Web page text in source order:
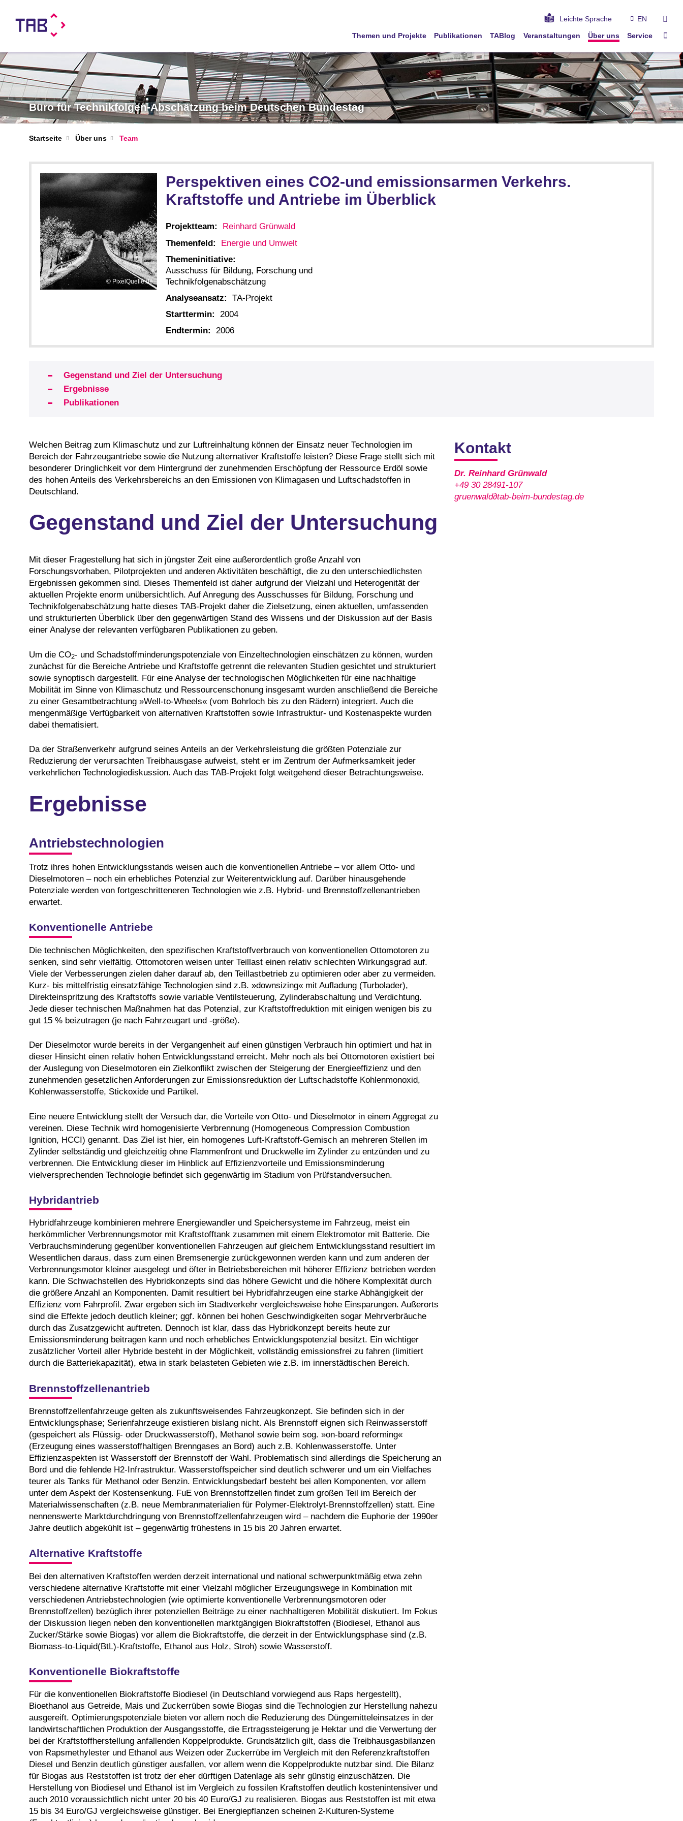
Leichte Sprache EN
Themen und Projekte Publikationen TABlog Veranstaltungen Über uns Service
Büro für Technikfolgen-Abschätzung beim Deutschen Bundestag
Startseite Über uns Team
PixelQuelle.de
Perspektiven eines CO2-und emissionsarmen Verkehrs.
Kraftstoffe und Antriebe im Überblick
Projektteam:
Reinhard Grünwald
Themenfeld:
Energie und Umwelt
Themeninitiative:
Ausschuss für Bildung, Forschung und
Technikfolgenabschätzung
Analyseansatz:
TA-Projekt
Starttermin:
2004
Endtermin:
2006
Gegenstand und Ziel der Untersuchung
Ergebnisse
Publikationen
Welchen Beitrag zum Klimaschutz und zur Luftreinhaltung können der Einsatz neuer Technologien im
Bereich der Fahrzeugantriebe sowie die Nutzung alternativer Kraftstoffe leisten? Diese Frage stellt sich mit
besonderer Dringlichkeit vor dem Hintergrund der zunehmenden Erschöpfung der Ressource Erdöl sowie
des hohen Anteils des Verkehrsbereichs an den Emissionen von Klimagasen und Luftschadstoffen in
Deutschland.
Gegenstand und Ziel der Untersuchung
Mit dieser Fragestellung hat sich in jüngster Zeit eine außerordentlich große Anzahl von
Forschungsvorhaben, Pilotprojekten und anderen Aktivitäten beschäftigt, die zu den unterschiedlichsten
Ergebnissen gekommen sind. Dieses Themenfeld ist daher aufgrund der Vielzahl und Heterogenität der
aktuellen Projekte enorm unübersichtlich. Auf Anregung des Ausschusses für Bildung, Forschung und
Technikfolgenabschätzung hatte dieses TAB-Projekt daher die Zielsetzung, einen aktuellen, umfassenden
und strukturierten Überblick über den gegenwärtigen Stand des Wissens und der Diskussion auf der Basis
einer Analyse der relevanten verfügbaren Publikationen zu geben.
Um die CO2- und Schadstoffminderungspotenziale von Einzeltechnologien einschätzen zu können, wurden
zunächst für die Bereiche Antriebe und Kraftstoffe getrennt die relevanten Studien gesichtet und strukturiert
sowie synoptisch dargestellt. Für eine Analyse der technologischen Möglichkeiten für eine nachhaltige
Mobilität im Sinne von Klimaschutz und Ressourcenschonung insgesamt wurden anschließend die Bereiche
zu einer Gesamtbetrachtung »Well-to-Wheels« (vom Bohrloch bis zu den Rädern) integriert. Auch die
mengenmäßige Verfügbarkeit von alternativen Kraftstoffen sowie Infrastruktur- und Kostenaspekte wurden
dabei thematisiert.
Da der Straßenverkehr aufgrund seines Anteils an der Verkehrsleistung die größten Potenziale zur
Reduzierung der verursachten Treibhausgase aufweist, steht er im Zentrum der Aufmerksamkeit jeder
verkehrlichen Technologiediskussion. Auch das TAB-Projekt folgt weitgehend dieser Betrachtungsweise.
Ergebnisse
Antriebstechnologien
Trotz ihres hohen Entwicklungsstands weisen auch die konventionellen Antriebe – vor allem Otto- und
Dieselmotoren – noch ein erhebliches Potenzial zur Weiterentwicklung auf. Darüber hinausgehende
Potenziale werden von fortgeschritteneren Technologien wie z.B. Hybrid- und Brennstoffzellenantrieben
erwartet.
Konventionelle Antriebe
Die technischen Möglichkeiten, den spezifischen Kraft­stoffverbrauch von konventionellen Ottomotoren zu
senken, sind sehr vielfältig. Ottomotoren weisen unter Teillast einen relativ schlechten Wirkungsgrad auf.
Viele der Verbesserungen zielen daher darauf ab, den Teillastbetrieb zu optimieren oder aber zu vermeiden.
Kurz- bis mittelfristig einsatzfähige Technologien sind z.B. »downsizing« mit Aufladung (Turbolader),
Direkteinspritzung des Kraftstoffs sowie variable Ventilsteuerung, Zylinderabschaltung und Verdichtung.
Jede dieser technischen Maßnahmen hat das Potenzial, zur Kraftstoffreduktion mit einigen wenigen bis zu
gut 15 % beizutragen (je nach Fahrzeugart und -größe).
Der Dieselmotor wurde bereits in der Vergangenheit auf einen günstigen Verbrauch hin optimiert und hat in
dieser Hinsicht einen relativ hohen Entwicklungsstand erreicht. Mehr noch als bei Ottomotoren existiert bei
der Auslegung von Dieselmotoren ein Zielkonflikt zwischen der Steigerung der Energieeffizienz und den
zunehmenden gesetzlichen Anforderungen zur Emissionsreduktion der Luftschadstoffe Kohlenmonoxid,
Kohlenwasserstoffe, Stickoxide und Partikel.
Eine neuere Entwicklung stellt der Versuch dar, die Vorteile von Otto- und Dieselmotor in einem Aggregat zu
vereinen. Diese Technik wird homogenisierte Verbrennung (Homogeneous Compression Combustion
Ignition, HCCI) genannt. Das Ziel ist hier, ein homogenes Luft-Kraftstoff-Gemisch an mehreren Stellen im
Zylinder selbständig und gleichzeitig ohne Flammenfront und Druck­welle im Zylinder zu entzünden und zu
verbrennen. Die Entwicklung dieser im Hinblick auf Effizienzvorteile und Emissionsminderung
vielversprechenden Technologie befindet sich gegenwärtig im Stadium von Prüfstandversuchen.
Hybridantrieb
Hybridfahrzeuge kombinieren mehrere Energiewandler und Speichersysteme im Fahrzeug, meist ein
herkömmlicher Verbrennungsmotor mit Kraftstofftank zusammen mit einem Elektromotor mit Batterie. Die
Verbrauchsminderung gegenüber konventionellen Fahrzeugen auf gleichem Entwicklungsstand resultiert im
Wesentlichen daraus, dass zum einen Bremsenergie zurückgewonnen werden kann und zum anderen der
Verbrennungsmotor kleiner ausgelegt und öfter in Betriebsbereichen mit höherer Effizienz betrieben werden
kann. Die Schwachstellen des Hybridkonzepts sind das höhere Gewicht und die höhere Komplexität durch
die größere Anzahl an Komponenten. Damit resultiert bei Hybridfahrzeugen eine starke Abhängigkeit der
Effizienz vom Fahrprofil. Zwar ergeben sich im Stadtverkehr vergleichsweise hohe Einsparungen. Außerorts
sind die Effekte jedoch deutlich kleiner; ggf. können bei hohen Geschwindigkeiten sogar Mehrverbräuche
durch das Zusatzgewicht auftreten. Dennoch ist klar, dass das Hybridkonzept bereits heute zur
Emissionsminderung beitragen kann und noch erhebliches Entwicklungspotenzial besitzt. Ein wichtiger
zusätzlicher Vorteil aller Hybride besteht in der Möglichkeit, vollständig emissionsfrei zu fahren (limitiert
durch die Batteriekapazität), etwa in stark belasteten Gebieten wie z.B. im innerstädtischen Bereich.
Brennstoffzellenantrieb
Brennstoffzellenfahrzeuge gelten als zukunftsweisendes Fahrzeugkonzept. Sie befinden sich in der
Entwicklungsphase; Serienfahrzeuge existieren bislang nicht. Als Brennstoff eignen sich Reinwasserstoff
(gespeichert als Flüssig- oder Druckwasserstoff), Methanol sowie beim sog. »on-board reforming«
(Erzeugung eines wasserstoffhaltigen Brenngases an Bord) auch z.B. Kohlenwasserstoffe. Unter
Effizienzaspekten ist Wasserstoff der Brennstoff der Wahl. Problematisch sind allerdings die Speicherung an
Bord und die fehlende H2-Infrastruktur. Wasserstoffspeicher sind deutlich schwerer und um ein Vielfaches
teurer als Tanks für Methanol oder Benzin. Entwicklungsbedarf besteht bei allen Komponenten, vor allem
unter dem Aspekt der Kostensenkung. FuE von Brennstoffzellen findet zum großen Teil im Bereich der
Materialwissenschaften (z.B. neue Membranmaterialien für Polymer-Elektrolyt-Brennstoffzellen) statt. Eine
nennenswerte Marktdurchdringung von Brennstoffzellenfahrzeugen wird – nachdem die Euphorie der 1990er
Jahre deutlich abgekühlt ist – gegenwärtig frühestens in 15 bis 20 Jahren erwartet.
Alternative Kraftstoffe
Bei den alternativen Kraftstoffen werden derzeit international und national schwerpunktmäßig etwa zehn
verschiedene alternative Kraftstoffe mit einer Vielzahl möglicher Erzeugungswege in Kombination mit
verschiedenen Antriebstechnologien (wie optimierte konventionelle Verbrennungsmotoren oder
Brennstoffzellen) bezüglich ihrer potenziellen Beiträge zu einer nachhaltigeren Mobilität diskutiert. Im Fokus
der Diskussion liegen neben den konventionellen marktgängigen Biokraftstoffen (Biodiesel, Ethanol aus
Zucker/Stärke sowie Biogas) vor allem die Biokraftstoffe, die derzeit in der Entwicklungsphase sind (z.B.
Biomass-to-Liquid(BtL)-Kraftstoffe, Ethanol aus Holz, Stroh) sowie Wasserstoff.
Konventionelle Biokraftstoffe
Für die konventionellen Biokraftstoffe Biodiesel (in Deutschland vorwiegend aus Raps hergestellt),
Bioethanol aus Getreide, Mais und Zuckerrüben sowie Biogas sind die Technologien zur Herstellung nahezu
ausgereift. Optimierungspotenziale bieten vor allem noch die Reduzierung des Düngemitteleinsatzes in der
landwirtschaftlichen Produktion der Ausgangsstoffe, die Ertragssteigerung je Hektar und die Verwertung der
bei der Kraftstoffherstellung anfallenden Koppelprodukte. Grundsätzlich gilt, dass die Treibhausgasbilanzen
von Rapsmethylester und Ethanol aus Weizen oder Zuckerrübe im Vergleich mit den Referenzkraftstoffen
Diesel und Benzin deutlich günstiger ausfallen, vor allem wenn die Koppelprodukte nutzbar sind. Die Bilanz
für Biogas aus Reststoffen ist trotz der eher dürftigen Datenlage als sehr günstig einzuschätzen. Die
Herstellung von Biodiesel und Ethanol ist im Vergleich zu fossilen Kraftstoffen deutlich kostenintensiver und
auch 2010 voraussichtlich nicht unter 20 bis 40 Euro/GJ zu realisieren. Biogas aus Reststoffen ist mit etwa
15 bis 34 Euro/GJ vergleichsweise günstiger. Bei Energiepflanzen scheinen 2-Kulturen-Systeme
Kontakt
Dr. Reinhard Grünwald
+49 30 28491-107
gruenwald∂tab-beim-bundestag.de